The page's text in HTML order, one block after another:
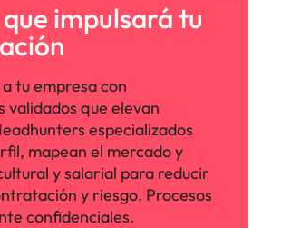
impulsará tu
tu empresa con
validados que elevan
especializados
mapean el mercado y
y salarial para reducir
y riesgo. Procesos
confidenciales.